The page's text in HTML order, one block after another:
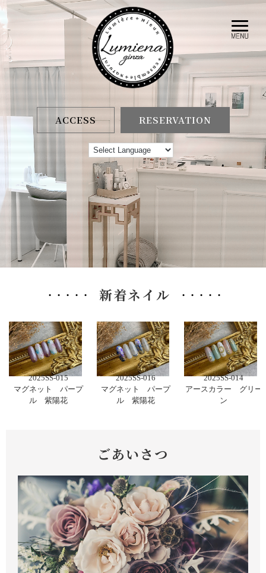
ACCESS RESERVATION
新着ネイル
2025SS-015
マグネット パープ
ル 紫陽花
2025SS-016
マグネット パープ
ル 紫陽花
2025SS-014
アースカラー グリー
ン
ごあいさつ